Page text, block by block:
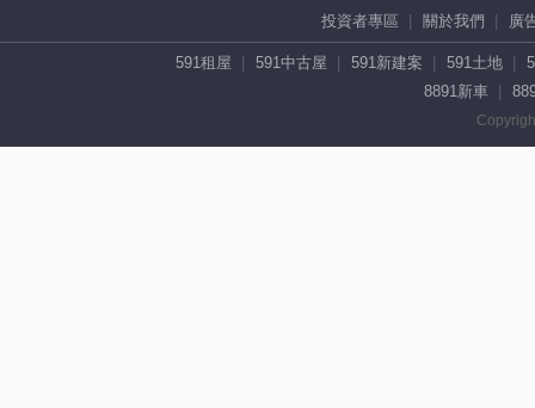
投資者專區 關於我們 廣
591租屋 591中古屋 591新建案 591土地
8891新車